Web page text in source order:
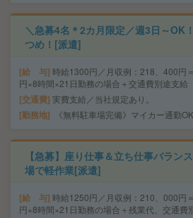
＼急募4名＊2カ月限定／週3日～OK
つめ！[派遣]
給 与 時給1300円／月収例：218、400円
円×8時間×21日勤務の場合＋交通費別途支給
交通費 実費支給／当社規定あり。
勤務地 《無料駐車場完備》マイカー通勤OK
【急募】座り仕事＆立ち仕事バラン
場で軽作業[派遣]
給 与 時給1250円／月収例：210、000円
円×8時間×21日勤務の場合＋残業代、交通費